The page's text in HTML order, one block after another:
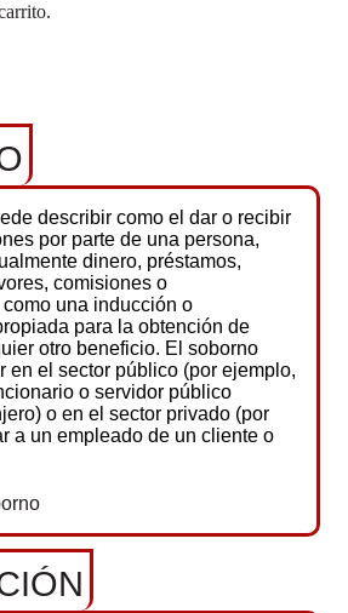
describir como el dar o recibir
por parte de una persona,
dinero, préstamos,
comisiones o
una inducción o
para la obtención de
otro beneficio. El soborno
en el sector público (por ejemplo,
o servidor público
o en el sector privado (por
a un empleado de un cliente o